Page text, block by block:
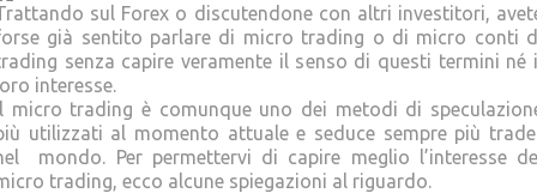
sul Forex o discutendone con altri investitori,
già sentito parlare di micro trading o di micro conti
senza capire veramente il senso di questi termini né
interesse.
micro trading è comunque uno dei metodi di
utilizzati al momento attuale e seduce sempre più
mondo. Per permettervi di capire meglio l’interesse
trading, ecco alcune spiegazioni al riguardo.